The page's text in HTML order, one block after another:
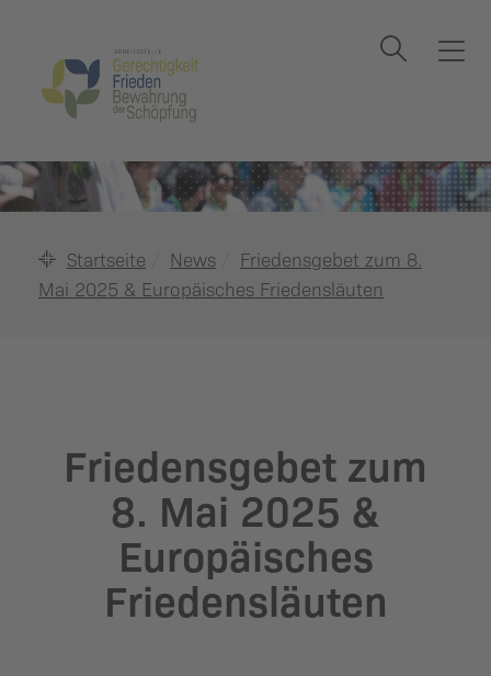
T
l
e
n
Suche
Startseite News
Friedensgebet zum 8.
Mai 2025 & Europäisches Friedensläuten
Friedensgebet zum
8. Mai 2025 &
Europäisches
Friedensläuten